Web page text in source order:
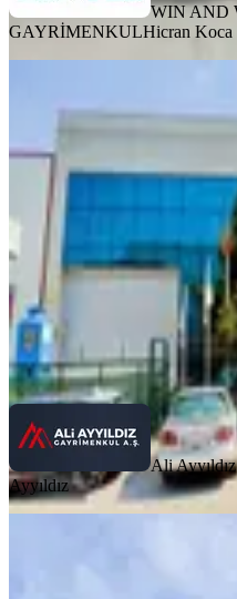
WIN AND
GAYRİMENKULHicran Koca
Ostimde
3 Oda·1700
Ali Ayyıldız GayrimenkulAli
Ara
Ali
Ayyıldız